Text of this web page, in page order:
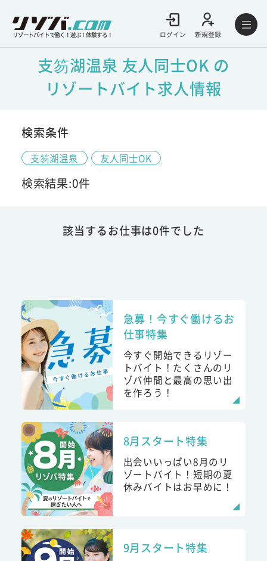
リゾートバイトで働く！遊ぶ！体験する！ ログイン 新規登録
支笏湖温泉 友人同士OK の
リゾートバイト求人情報
検索条件
支笏湖温泉 友人同士OK
検索結果:0件
該当するお仕事は0件でした
急募！今すぐ働けるお
仕事特集
今すぐ開始できるリゾー
トバイト！たくさんのリ
ゾバ仲間と最高の思い出
を作ろう！
8月スタート特集
出会いいっぱい8月のリ
ゾートバイト！短期の夏
休みバイトはお早めに！
9月スタート特集